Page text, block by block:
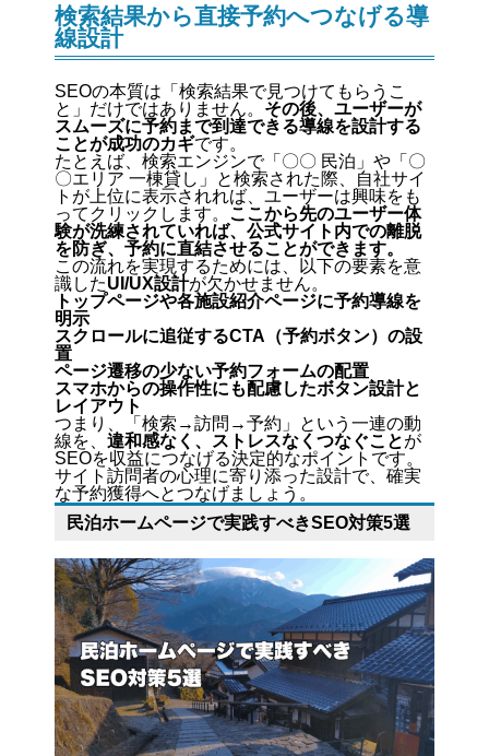
検索結果から直接予約へつなげる導
線設計
SEOの本質は「検索結果で見つけてもらうこ
と」だけではありません。 その後、ユーザーが
スムーズに予約まで到達できる導線を設計する
ことが成功のカギです。
たとえば、検索エンジンで「〇〇 民泊」や「〇
〇エリア 一棟貸し」と検索された際、自社サイ
トが上位に表示されれば、ユーザーは興味をも
ってクリックします。 ここから先のユーザー体
験が洗練されていれば、公式サイト内での離脱
を防ぎ、予約に直結させることができます。
この流れを実現するためには、以下の要素を意
識したUI/UX設計が欠かせません。
トップページや各施設紹介ページに予約導線を
明示
スクロールに追従するCTA（予約ボタン）の設
置
ページ遷移の少ない予約フォームの配置
スマホからの操作性にも配慮したボタン設計と
レイアウト
つまり、「検索→訪問→予約」という一連の動
線を、 違和感なく、ストレスなくつなぐことが
SEOを収益につなげる決定的なポイントです。
サイト訪問者の心理に寄り添った設計で、確実
な予約獲得へとつなげましょう。
民泊ホームページで実践すべきSEO対策5選